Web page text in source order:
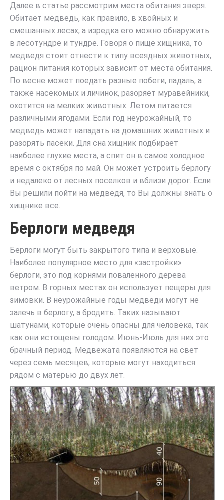
Далее в статье рассмотрим места обитания зверя.
Обитает медведь, как правило, в хвойных и
смешанных лесах, а изредка его можно обнаружить
в лесотундре и тундре. Говоря о пище хищника, то
медведя стоит отнести к типу всеядных животных,
рацион питания которых зависит от места обитания.
По весне может поедать разные побеги, падаль, а
также насекомых и личинок, разоряет муравейники,
охотится на мелких животных. Летом питается
различными ягодами. Если год неурожайный, то
медведь может нападать на домашних животных и
разорять пасеки. Для сна хищник подбирает
наиболее глухие места, а спит он в самое холодное
время с октября по май. Он может устроить берлогу
и недалеко от лесных поселков и вблизи дорог. Если
Вы решили пойти на медведя, то Вы должны знать о
хищнике все.
Берлоги медведя
Берлоги могут быть закрытого типа и верховые.
Наиболее популярное место для «застройки»
берлоги, это под корнями поваленного дерева
ветром. В горных местах он использует пещеры для
зимовки. В неурожайные годы медведи могут не
залечь в берлогу, а бродить. Таких называют
шатунами, которые очень опасны для человека, так
как они истощены голодом. Июнь-Июль для них это
брачный период. Медвежата появляются на свет
через семь месяцев, которые могут находиться
рядом с матерью до двух лет.